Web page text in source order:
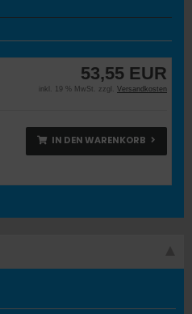
53,55 EUR
inkl. 19 % MwSt. zzgl. Versandkosten
IN DEN WARENKORB